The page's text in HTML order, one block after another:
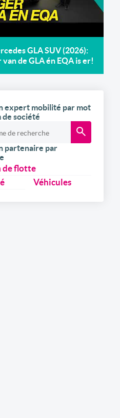
GLA SUV (2026):
de GLA én EQA is er!
expert mobilité par mot
de société
partenaire par
de flotte
Véhicules